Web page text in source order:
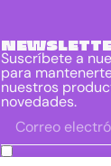
Suscríbete a
para
nuestros
novedades.